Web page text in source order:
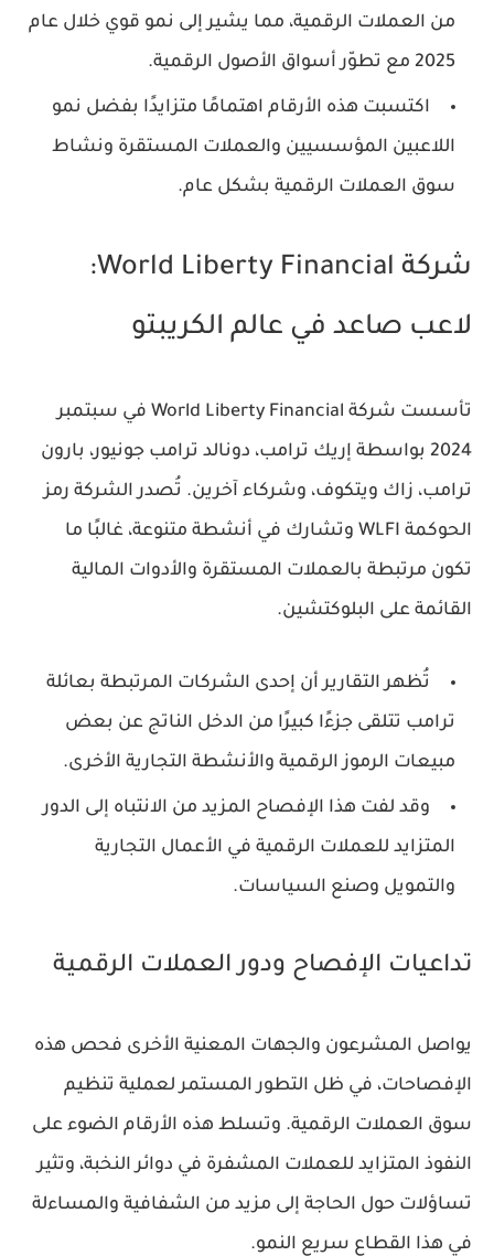
من العملات الرقمية، مما يشير إلى نمو قوي خلال عام
2025 مع تطوّر أسواق الأصول الرقمية.
اكتسبت هذه الأرقام اهتمامًا متزايدًا بفضل نمو
اللاعبين المؤسسيين والعملات المستقرة ونشاط
سوق العملات الرقمية بشكل عام.
شركة World Liberty Financial:
لاعب صاعد في عالم الكريبتو
تأسست شركة World Liberty Financial في سبتمبر
2024 بواسطة إريك ترامب، دونالد ترامب جونيور، بارون
ترامب، زاك ويتكوف، وشركاء آخرين. تُصدر الشركة رمز
الحوكمة WLFI وتشارك في أنشطة متنوعة، غالبًا ما
تكون مرتبطة بالعملات المستقرة والأدوات المالية
القائمة على البلوكتشين.
تُظهر التقارير أن إحدى الشركات المرتبطة بعائلة
ترامب تتلقى جزءًا كبيرًا من الدخل الناتج عن بعض
مبيعات الرموز الرقمية والأنشطة التجارية الأخرى.
وقد لفت هذا الإفصاح المزيد من الانتباه إلى الدور
المتزايد للعملات الرقمية في الأعمال التجارية
والتمويل وصنع السياسات.
تداعيات الإفصاح ودور العملات الرقمية
يواصل المشرعون والجهات المعنية الأخرى فحص هذه
الإفصاحات، في ظل التطور المستمر لعملية تنظيم
سوق العملات الرقمية. وتسلط هذه الأرقام الضوء على
النفوذ المتزايد للعملات المشفرة في دوائر النخبة، وتثير
تساؤلات حول الحاجة إلى مزيد من الشفافية والمساءلة
في هذا القطاع سريع النمو.